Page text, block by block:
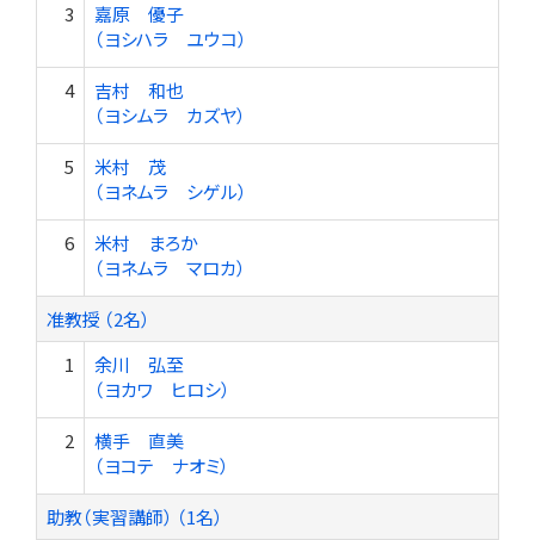
3
嘉原 優子
（ヨシハラ ユウコ）
4
吉村 和也
（ヨシムラ カズヤ）
5
米村 茂
（ヨネムラ シゲル）
6
米村 まろか
（ヨネムラ マロカ）
准教授 （2名）
1
余川 弘至
（ヨカワ ヒロシ）
2
横手 直美
（ヨコテ ナオミ）
助教（実習講師） （1名）